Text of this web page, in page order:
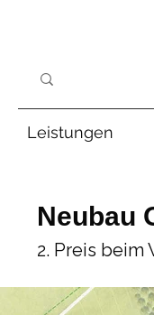
Leistungen
Neubau
2. Preis